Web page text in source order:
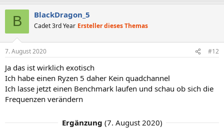
B BlackDragon_5
Cadet 3rd Year Ersteller dieses Themas
7. August 2020 #12
Ja das ist wirklich exotisch
Ich habe einen Ryzen 5 daher Kein quadchannel
Ich lasse jetzt einen Benchmark laufen und schau ob sich die
Frequenzen verändern
Ergänzung (7. August 2020)